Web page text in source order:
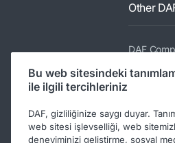
Other
DAF
DAF
TRP
DAF
Bu web sitesindeki
ile ilgili tercihleriniz
DAF, gizliliğinize saygı duyar.
web sitesi işlevselliği, web
deneyiminizi geliştirme, sosyal